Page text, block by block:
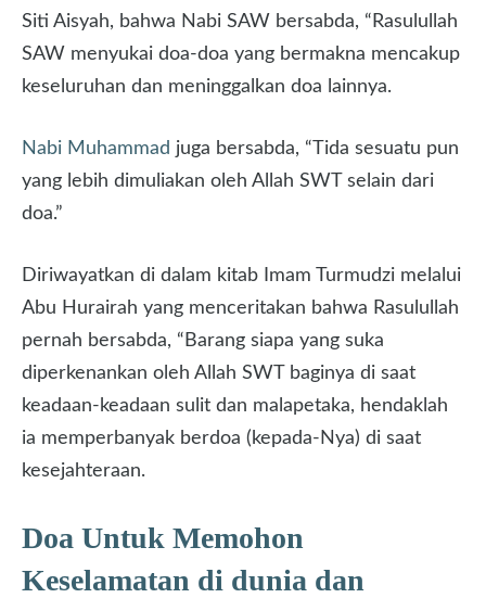
Siti Aisyah, bahwa Nabi SAW bersabda, “Rasulullah
SAW menyukai doa-doa yang bermakna mencakup
keseluruhan dan meninggalkan doa lainnya.
Nabi Muhammad juga bersabda, “Tida sesuatu pun
yang lebih dimuliakan oleh Allah SWT selain dari
doa.”
Diriwayatkan di dalam kitab Imam Turmudzi melalui
Abu Hurairah yang menceritakan bahwa Rasulullah
pernah bersabda, “Barang siapa yang suka
diperkenankan oleh Allah SWT baginya di saat
keadaan-keadaan sulit dan malapetaka, hendaklah
ia memperbanyak berdoa (kepada-Nya) di saat
kesejahteraan.
Doa Untuk Memohon
Keselamatan di dunia dan